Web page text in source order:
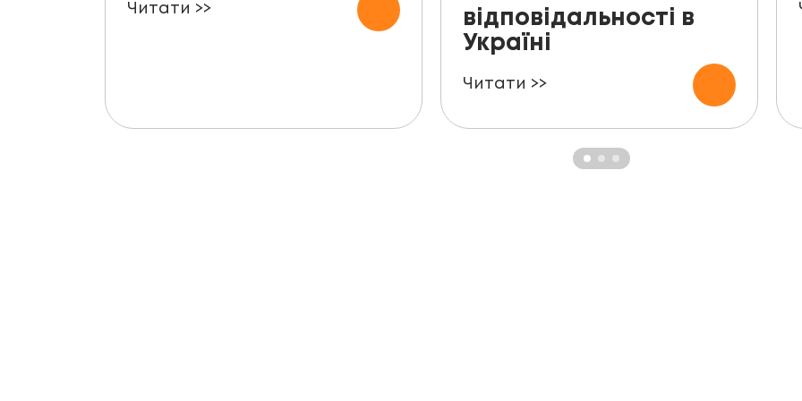
Читати >>
відповідальності в
Україні
Читати >>